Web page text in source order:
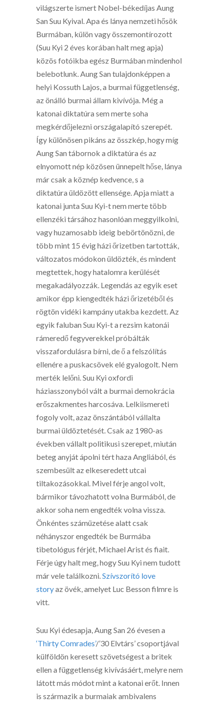
világszerte ismert Nobel-békedíjas Aung
San Suu Kyival. Apa és lánya nemzeti hősök
Burmában, külön vagy összemontírozott
(Suu Kyi 2 éves korában halt meg apja)
közös fotóikba egész Burmában mindenhol
belebotlunk. Aung San tulajdonképpen a
helyi Kossuth Lajos, a burmai függetlenség,
az önálló burmai állam kivívója. Még a
katonai diktatúra sem merte soha
megkérdőjelezni országalapító szerepét.
Így különösen pikáns az összkép, hogy míg
Aung San tábornok a diktatúra és az
elnyomott nép közösen ünnepelt hőse, lánya
már csak a köznép kedvence, s a
diktatúra üldözött ellensége. Apja miatt a
katonai junta Suu Kyi-t nem merte több
ellenzéki társához hasonlóan meggyilkolni,
vagy huzamosabb ideig bebörtönözni, de
több mint 15 évig házi őrizetben tartották,
változatos módokon üldözték, és mindent
megtettek, hogy hatalomra kerülését
megakadályozzák. Legendás az egyik eset
amikor épp kiengedték házi őrizetéből és
rögtön vidéki kampány utakba kezdett. Az
egyik faluban Suu Kyi-t a rezsim katonái
rámeredő fegyverekkel próbálták
visszafordulásra bírni, de ő a felszólítás
ellenére a puskacsövek elé gyalogolt. Nem
merték lelőni. Suu Kyi oxfordi
háziasszonyból vált a burmai demokrácia
erőszakmentes harcosáva. Lelkiismereti
fogoly volt, azaz önszántából vállalta
burmai üldöztetését. Csak az 1980-as
években vállalt politikusi szerepet, miután
beteg anyját ápolni tért haza Angliából, és
szembesült az elkeseredett utcai
tiltakozásokkal. Mivel férje angol volt,
bármikor távozhatott volna Burmából, de
akkor soha nem engedték volna vissza.
Önkéntes számüzetése alatt csak
néhányszor engedték be Burmába
tibetológus férjét, Michael Arist és fiait.
Férje úgy halt meg, hogy Suu Kyi nem tudott
már vele találkozni.Szívszorító love
storyaz övék, amelyet Luc Besson filmre is
vitt.
Suu Kyi édesapja, Aung San 26 évesen a
‘Thirty Comrades’/’30 Elvtárs’ csoportjával
külföldön keresett szövetségest a britek
ellen a függetlenség kivívásáért, melyre nem
látott más módot mint a katonai erőt. Innen
is származik a burmaiak ambivalens